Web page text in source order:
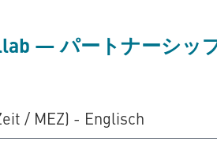
— パートナーシッ
/ MEZ) - Englisch